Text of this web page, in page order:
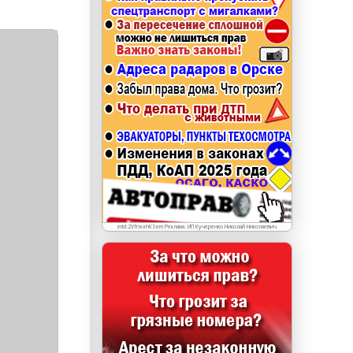
erid: LdtCKJjWj Реклама. ИП Кучеренко Николай
Николаевич
erid:2VfnxxhKSem Реклама. ИП Кучеренко Николай Николаевич